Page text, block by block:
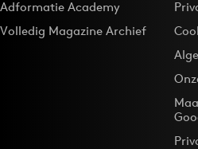
Bureaus
Campagnes
Adformatie Academy
Volledig Magazine Archief